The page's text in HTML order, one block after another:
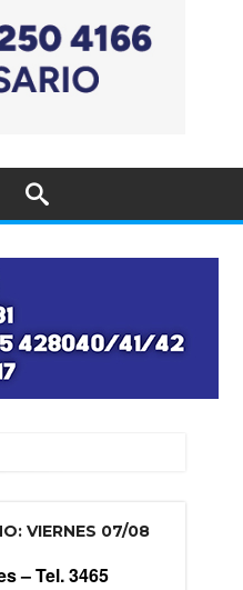
VIERNES 07/08
–Tel. 3465